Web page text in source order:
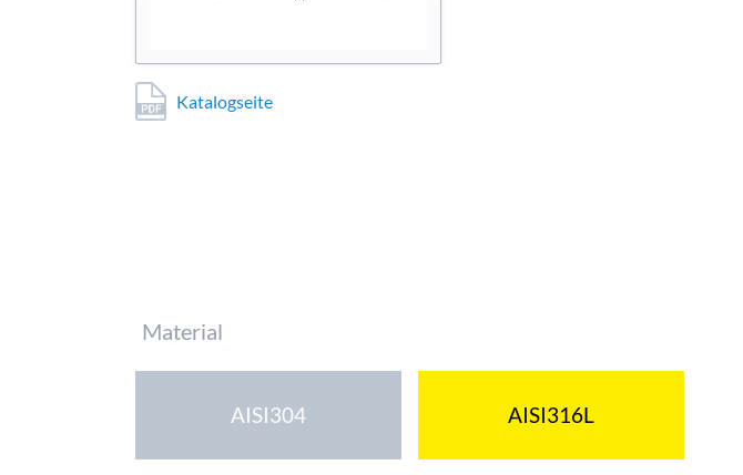
Katalogseite
Pflichtfeld
Material
AISI304 AISI316L